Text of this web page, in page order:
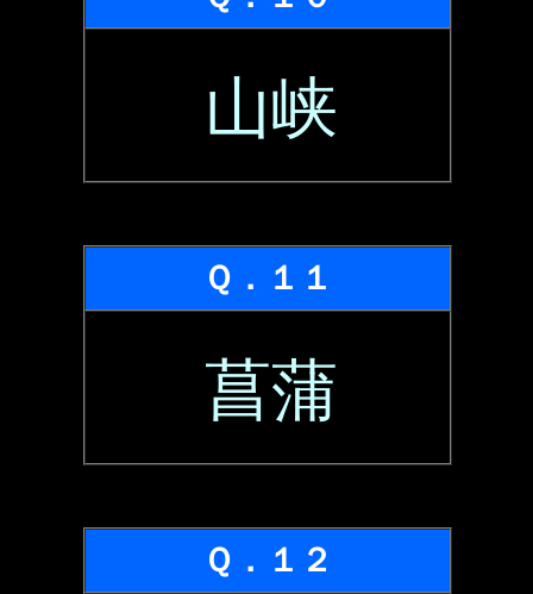
山峡
Ｑ．１１
菖蒲
Ｑ．１２